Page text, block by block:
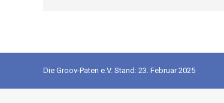
Die Groov-Paten e.V. Stand: 23. Februar 2025